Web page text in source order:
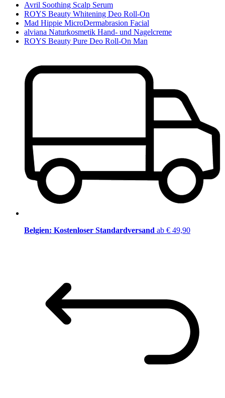
Avril Soothing Scalp Serum
ROYS Beauty Whitening Deo Roll-On
Mad Hippie MicroDermabrasion Facial
alviana Naturkosmetik Hand- und Nagelcreme
ROYS Beauty Pure Deo Roll-On Man
Belgien: Kostenloser Standardversand ab € 49,90